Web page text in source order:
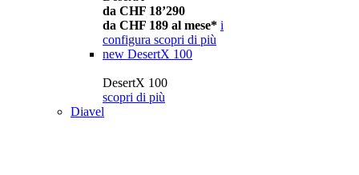
da CHF 18’290
da CHF 189 al mese* i
configura scopri di più
new DesertX 100
DesertX 100
scopri di più
Diavel